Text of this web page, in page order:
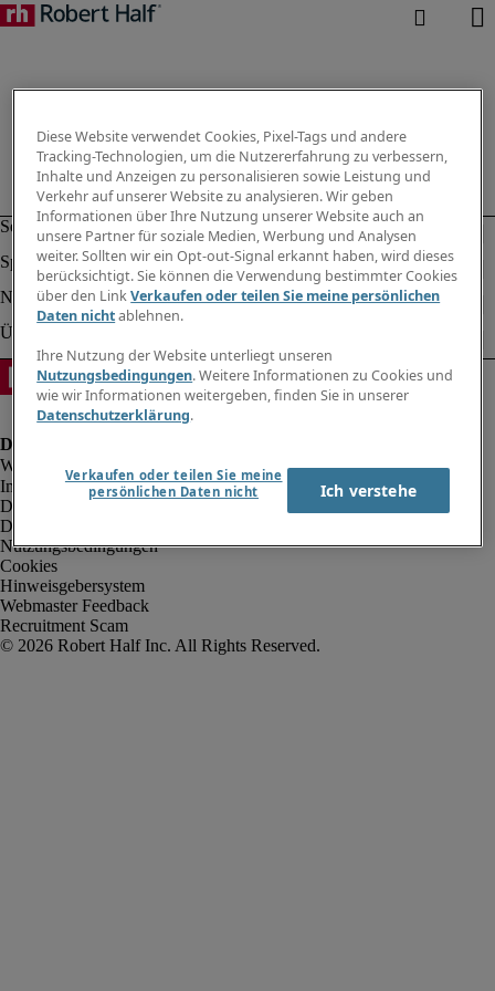
Impressum
Datenschutz
Datenschutz Arbeitnehmer/Zeitarbeitskräfte
Nutzungsbedingungen
Cookies
Hinweisgebersystem
Webmaster Feedback
Recruitment Scam
Diese Website verwendet Cookies, Pixel-Tags und andere
Tracking-Technologien, um die Nutzererfahrung zu verbessern,
Inhalte und Anzeigen zu personalisieren sowie Leistung und
Verkehr auf unserer Website zu analysieren. Wir geben
Informationen über Ihre Nutzung unserer Website auch an
unsere Partner für soziale Medien, Werbung und Analysen
weiter. Sollten wir ein Opt-out-Signal erkannt haben, wird dieses
berücksichtigt. Sie können die Verwendung bestimmter Cookies
über den LinkVerkaufen oder teilen Sie meine persönlichen
Daten nichtablehnen.
Ihre Nutzung der Website unterliegt unseren
Nutzungsbedingungen. Weitere Informationen zu Cookies und
wie wir Informationen weitergeben, finden Sie in unserer
Datenschutzerklärung.
Verkaufen oder teilen Sie meine
persönlichen Daten nicht
Ich verstehe